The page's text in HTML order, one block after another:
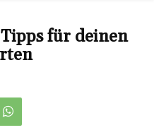
für deinen